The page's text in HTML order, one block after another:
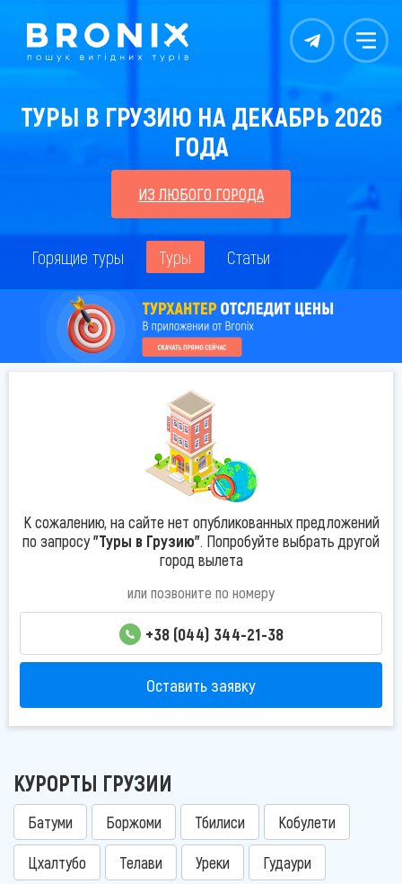
Контакты Меню
ТУРЫ В ГРУЗИЮ НА ДЕКАБРЬ 2026
ГОДА
ИЗ ЛЮБОГО ГОРОДА
Горящие туры Туры Статьи
К сожалению, на сайте нет опубликованных предложений
по запросу"Туры в Грузию". Попробуйте выбрать другой
город вылета
или позвоните по номеру
+38 (044) 344-21-38
Оставить заявку
КУРОРТЫ ГРУЗИИ
Батуми Боржоми Тбилиси Кобулети
Цхалтубо Телави Уреки Гудаури